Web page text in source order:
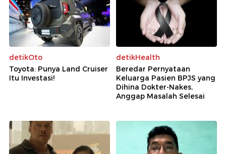
detikOto
Toyota: Punya Land Cruiser
Itu Investasi!
detikHealth
Beredar Pernyataan
Keluarga Pasien BPJS yang
Dihina Dokter-Nakes,
Anggap Masalah Selesai